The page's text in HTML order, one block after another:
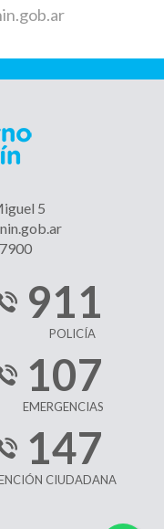
5
911
POLICÍA
107
EMERGENCIAS
147
CIUDADANA